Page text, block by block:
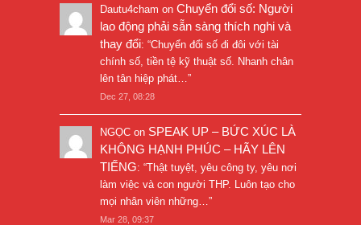
Dautu4cham on Chuyển đổi số: Người
lao động phải sẵn sàng thích nghi và
thay đổi: “Chuyển đổi số đi đôi với tài
chính số, tiền tệ kỹ thuật số. Nhanh chân
lên tân hiệp phát… ”
Dec 27, 08:28
NGỌC on SPEAK UP – BỨC XÚC LÀ
KHÔNG HẠNH PHÚC – HÃY LÊN
TIẾNG: “Thật tuyệt, yêu công ty, yêu nơi
làm việc và con người THP. Luôn tạo cho
mọi nhân viên những… ”
Mar 28, 09:37